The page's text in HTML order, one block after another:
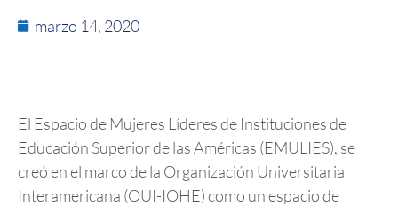
marzo 14, 2020
El Espacio de Mujeres Líderes de Instituciones de
Educación Superior de las Américas (EMULIES), se
creó en el marco de la Organización Universitaria
Interamericana (OUI-IOHE) como un espacio de